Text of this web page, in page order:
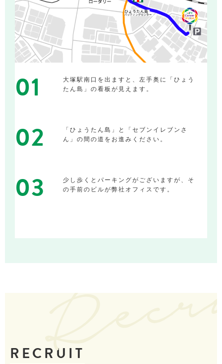
01
大塚駅南口を出ますと、左手奥に「ひょう
たん島」の看板が見えます。
02
「ひょうたん島」と「セブンイレブンさ
ん」の間の道をお進みください。
03
少し歩くとパーキングがございますが、そ
の手前のビルが弊社オフィスです。
RECRUIT